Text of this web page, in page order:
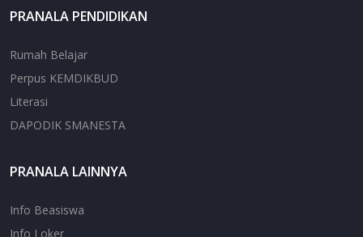
PRANALA PENDIDIKAN
Rumah Belajar
Perpus KEMDIKBUD
Literasi
DAPODIK SMANESTA
PRANALA LAINNYA
Info Beasiswa
Info Loker